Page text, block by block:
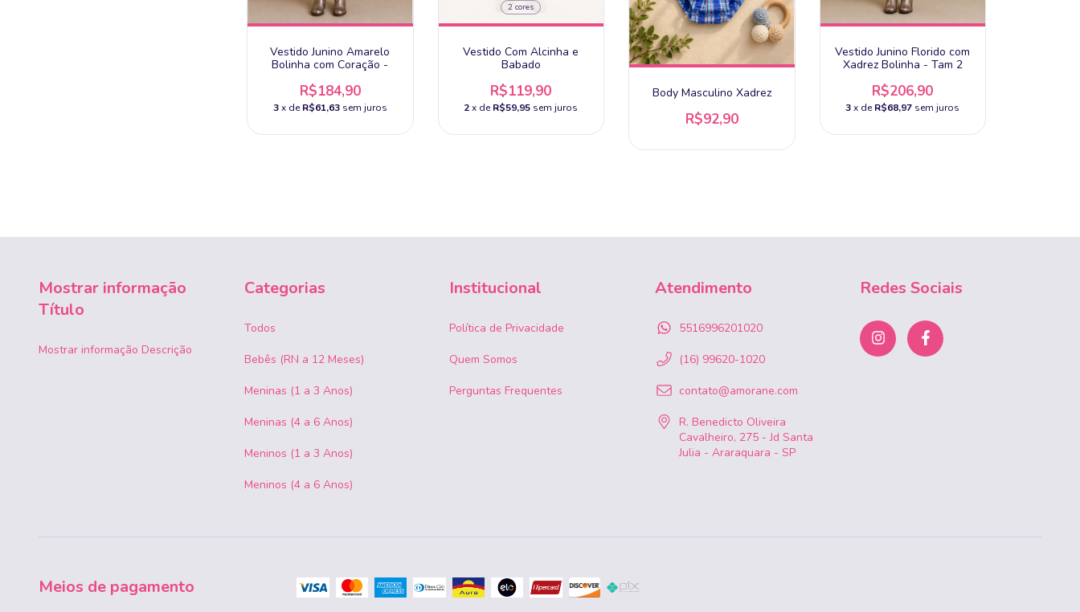
Vestido Junino Amarelo
Bolinha com Coração -
R$184,90
3 x deR$61,63 sem juros
2 cores
Vestido Com Alcinha e
Babado
R$119,90
2 x deR$59,95 sem juros
Body Masculino Xadrez
R$92,90
Vestido Junino Florido com
Xadrez Bolinha - Tam 2
R$206,90
3 x deR$68,97 sem juros
Mostrar informação
Título
Mostrar informação Descrição
Categorias
Todos
Bebês (RN a 12 Meses)
Meninas (1 a 3 Anos)
Meninas (4 a 6 Anos)
Meninos (1 a 3 Anos)
Meninos (4 a 6 Anos)
Institucional
Política de Privacidade
Quem Somos
Perguntas Frequentes
Atendimento
5516996201020
(16) 99620-1020
contato@amorane.com
R. Benedicto Oliveira
Cavalheiro, 275 - Jd Santa
Julia - Araraquara - SP
Redes Sociais
Meios de pagamento